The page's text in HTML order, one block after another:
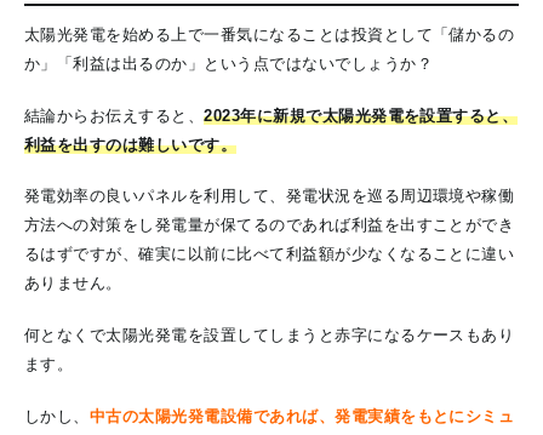
太陽光発電を始める上で一番気になることは投資として「儲かるの
か 」「利益は出るのか」という点ではないでしょうか？
結論からお伝えすると、2023年に新規で太陽光発電を設置すると、
利益を出すのは難しいです。
発電効率の良いパネルを利用して、 発電状況を巡る周辺環境や稼働
方法への対策をし 発電量が保てるのであれば利益を出すことができ
るはずですが、確実に以前に比べて利益額が少なくなることに違い
ありません。
何となくで太陽光発電を設置してしまうと赤字になるケースもあり
ます 。
しかし、 中古の太陽光発電設備であれば、発電実績をもとにシミュ